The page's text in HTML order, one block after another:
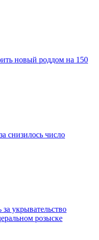
новый роддом на 150
снизилось число
укрывательство
розыске